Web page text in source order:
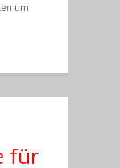
um
für